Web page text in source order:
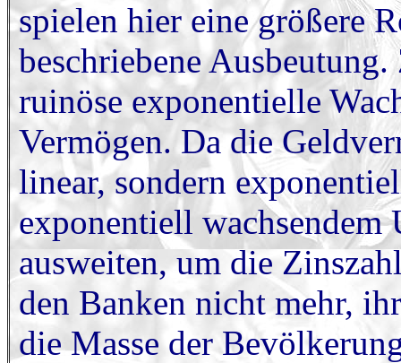
spielen hier eine größere
beschriebene
ruinöse exponentielle
Vermögen. Da die
linear, sondern
exponentiell
ausweiten, um die
den Banken nicht mehr,
die Masse der